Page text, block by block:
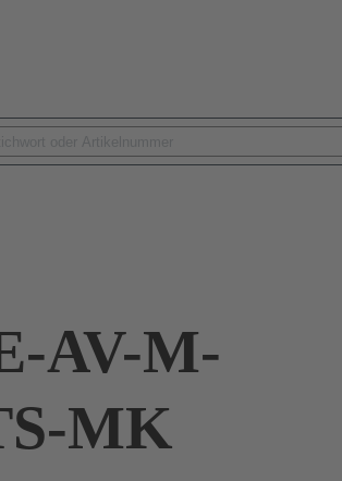
/ Han®
AV-M-
MK